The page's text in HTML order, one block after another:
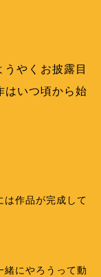
うやくお披露目
はいつ頃から始
は作品が完成して
緒にやろうって動